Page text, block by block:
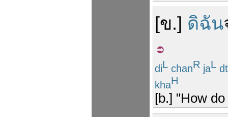
[ข.] ดิฉัน
diL chanR jaL
khaH
[b.] "How